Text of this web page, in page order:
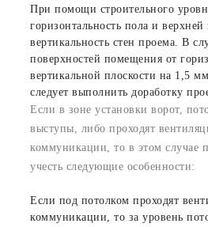
При помощи строительного
горизонтальность пола и
вертикальность стен проема. В
поверхностей помещения от
вертикальной плоскости на 1,5
следует выполнить доработку
Если в зоне установки ворот,
выступы, либо проходят
коммуникации, то в этом случае
учесть следующие особенности:
Если под потолком проходят
коммуникации, то за уровень